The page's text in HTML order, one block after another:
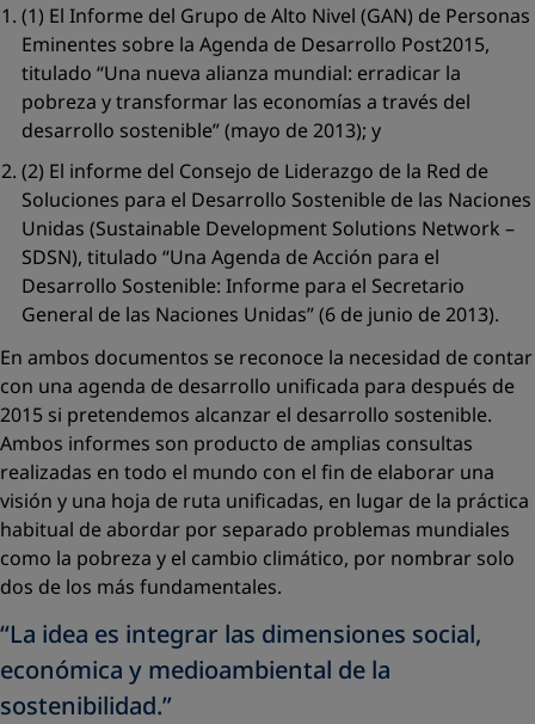
(1) El Informe del Grupo de Alto Nivel (GAN) de Personas
Eminentes sobre la Agenda de Desarrollo Post2015,
titulado “Una nueva alianza mundial: erradicar la
pobreza y transformar las economías a través del
desarrollo sostenible” (mayo de 2013); y
(2) El informe del Consejo de Liderazgo de la Red de
Soluciones para el Desarrollo Sostenible de las Naciones
Unidas (Sustainable Development Solutions Network –
SDSN), titulado “Una Agenda de Acción para el
Desarrollo Sostenible: Informe para el Secretario
General de las Naciones Unidas” (6 de junio de 2013).
En ambos documentos se reconoce la necesidad de contar
con una agenda de desarrollo unificada para después de
2015 si pretendemos alcanzar el desarrollo sostenible.
Ambos informes son producto de amplias consultas
realizadas en todo el mundo con el fin de elaborar una
visión y una hoja de ruta unificadas, en lugar de la práctica
habitual de abordar por separado problemas mundiales
como la pobreza y el cambio climático, por nombrar solo
dos de los más fundamentales.
“La idea es integrar las dimensiones social,
económica y medioambiental de la
sostenibilidad.”